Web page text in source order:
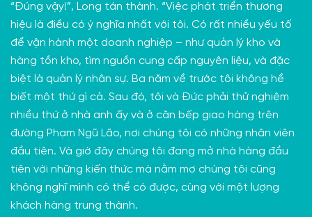
“Đúng vậy!”, Long tán thành. “Việc phát triển thương
hiệu là điều có ý nghĩa nhất với tôi. Có rất nhiều yếu tố
để vận hành một doanh nghiệp – như quản lý kho và
hàng tồn kho, tìm nguồn cung cấp nguyên liệu, và đặc
biệt là quản lý nhân sự. Ba năm về trước tôi không hề
biết một thứ gì cả. Sau đó, tôi và Đức phải thử nghiệm
nhiều thứ ở nhà anh ấy và ở căn bếp giao hàng trên
đường Phạm Ngũ Lão, nơi chúng tôi có những nhân viên
đầu tiên. Và giờ đây chúng tôi đang mở nhà hàng đầu
tiên với những kiến thức mà nằm mơ chúng tôi cũng
không nghĩ mình có thể có được, cùng với một lượng
khách hàng trung thành.